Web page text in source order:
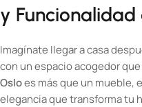
y Funcionalidad
Imagínate llegar a casa
con un espacio acogedor
Osloes más que un mueble,
elegancia que transforma tu